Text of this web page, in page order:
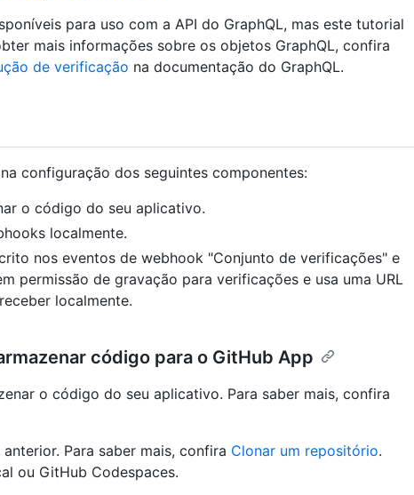
para uso com a API do GraphQL, mas este tutorial
mais informações sobre os objetos GraphQL, confira
de verificação na documentação do GraphQL.
configuração dos seguintes componentes:
o código do seu aplicativo.
localmente.
nos eventos de webhook "Conjunto de verificações" e
permissão de gravação para verificações e usa uma URL
localmente.
código para o GitHub App
o código do seu aplicativo. Para saber mais, confira
Para saber mais, confira Clonar um repositório.
ou GitHub Codespaces.